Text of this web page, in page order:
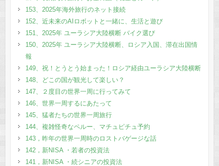
153、2025年海外旅行のネット接続
152、近未来のAIロボットと一緒に、生活と遊び
151、2025年 ユーラシア大陸横断 バイク選び
150、2025年 ユーラシア大陸横断、ロシア入国、滞在出国情
報
149、祝！とうとう始まった！ロシア経由ユーラシア大陸横断
148、どこの国が観光して楽しい？
147、２度目の世界一周に行ってみて
146、世界一周するにあたって
145、猛者たちの世界一周旅行
144、複雑怪奇なペルー、マチュピチュ予約
143，昨年の世界一周時のロストバゲージな話
142，新NISA ・若者の投資法
141，新NISA ・続シニアの投資法